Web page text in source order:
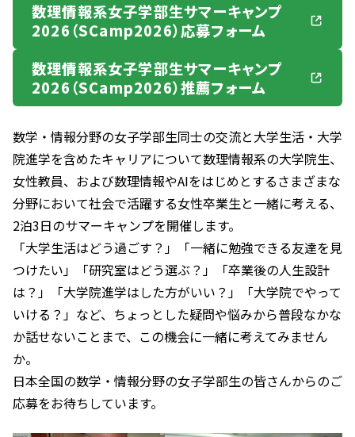
数理情報系女子学部生サマーキャンプ
2026（SCamp2026）応募フォーム
数理情報系女子学部生サマーキャンプ
2026（SCamp2026）推薦フォーム
数学・情報分野の女子学部生同士の交流と大学生活・大学
院進学を含めたキャリアについて数理情報系の大学院生、
女性教員、および数理情報やAIをはじめとするさまざまな
分野において社会で活躍する女性卒業生と一緒に考える、
2泊3日のサマーキャンプを開催します。
「大学生活はどう過ごす？」「一緒に勉強できる友達を見
つけたい」「研究室はどう選ぶ？」「卒業後の人生設計
は？」「大学院進学はした方がいい？」「大学院でやって
いける？」など、ちょっとした疑問や悩みから普段なかな
か話せないことまで、この機会に一緒に考えてみません
か。
日本全国の数学・情報分野の女子学部生の皆さんからのご
応募をお待ちしています。